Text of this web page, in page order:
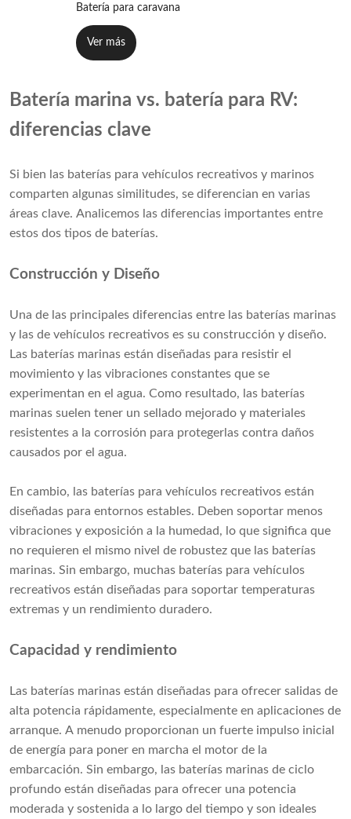
Batería para caravana
Ver más
Batería marina vs. batería para RV:
diferencias clave
Si bien las baterías para vehículos recreativos y marinos
comparten algunas similitudes, se diferencian en varias
áreas clave. Analicemos las diferencias importantes entre
estos dos tipos de baterías.
Construcción y Diseño
Una de las principales diferencias entre las baterías marinas
y las de vehículos recreativos es su construcción y diseño.
Las baterías marinas están diseñadas para resistir el
movimiento y las vibraciones constantes que se
experimentan en el agua. Como resultado, las baterías
marinas suelen tener un sellado mejorado y materiales
resistentes a la corrosión para protegerlas contra daños
causados ​​por el agua.
En cambio, las baterías para vehículos recreativos están
diseñadas para entornos estables. Deben soportar menos
vibraciones y exposición a la humedad, lo que significa que
no requieren el mismo nivel de robustez que las baterías
marinas. Sin embargo, muchas baterías para vehículos
recreativos están diseñadas para soportar temperaturas
extremas y un rendimiento duradero.
Capacidad y rendimiento
Las baterías marinas están diseñadas para ofrecer salidas de
alta potencia rápidamente, especialmente en aplicaciones de
arranque. A menudo proporcionan un fuerte impulso inicial
de energía para poner en marcha el motor de la
embarcación. Sin embargo, las baterías marinas de ciclo
profundo están diseñadas para ofrecer una potencia
moderada y sostenida a lo largo del tiempo y son ideales